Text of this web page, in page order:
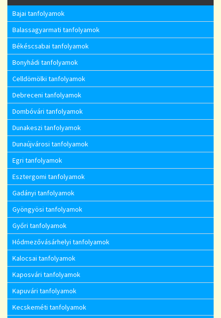
Bajai tanfolyamok
Balassagyarmati tanfolyamok
Békéscsabai tanfolyamok
Bonyhádi tanfolyamok
Celldömölki tanfolyamok
Debreceni tanfolyamok
Dombóvári tanfolyamok
Dunakeszi tanfolyamok
Dunaújvárosi tanfolyamok
Egri tanfolyamok
Esztergomi tanfolyamok
Gadányi tanfolyamok
Gyöngyösi tanfolyamok
Győri tanfolyamok
Hódmezővásárhelyi tanfolyamok
Kalocsai tanfolyamok
Kaposvári tanfolyamok
Kapuvári tanfolyamok
Kecskeméti tanfolyamok